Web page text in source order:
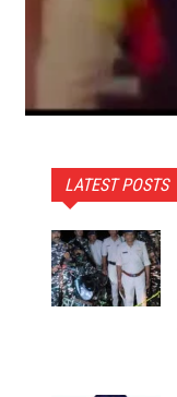
LATEST POSTS